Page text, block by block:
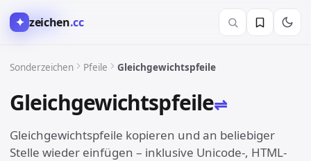
✦ zeichen.cc
Sonderzeichen Pfeile Gleichgewichtspfeile
Gleichgewichtspfeile⇌︎
Gleichgewichtspfeile kopieren und an beliebiger
Stelle wieder einfügen – inklusive Unicode-, HTML-
→︎ Pfeile